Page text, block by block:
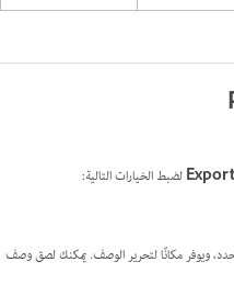
لضبط الخيارات التالية:
ويوفر مكانًا لتحرير الوصف. يمكنك لصق وصف